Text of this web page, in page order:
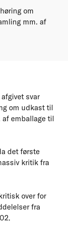
om
mm. af
svar
om udkast til
emballage til
det første
kritik fra
over for
fra